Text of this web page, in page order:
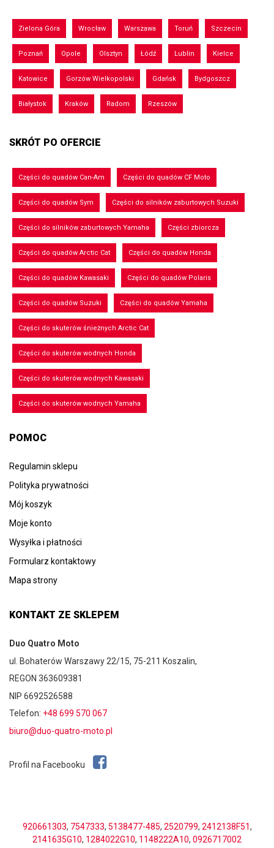
Zielona Góra Wrocław Warszawa Toruń Szczecin
Poznań Opole Olsztyn Łódź Lublin Kielce
Katowice Gorzów Wielkopolski Gdańsk Bydgoszcz
Białystok Kraków Radom Rzeszów
SKRÓT PO OFERCIE
Części do quadów Can-Am Części do quadów CF Moto
Części do quadów Sym Części do silników zaburtowych Suzuki
Części do silników zaburtowych Yamaha Części zbiorcza
Części do quadów Arctic Cat Części do quadów Honda
Części do quadów Kawasaki Części do quadów Polaris
Części do quadów Suzuki Części do quadów Yamaha
Części do skuterów śnieżnych Arctic Cat
Części do skuterów wodnych Honda
Części do skuterów wodnych Kawasaki
Części do skuterów wodnych Yamaha
POMOC
Regulamin sklepu
Polityka prywatności
Mój koszyk
Moje konto
Wysyłka i płatności
Formularz kontaktowy
Mapa strony
KONTAKT ZE SKLEPEM
Duo Quatro Moto
ul. Bohaterów Warszawy 22/15, 75-211 Koszalin,
REGON 363609381
NIP 6692526588
Telefon: +48 699 570 067
biuro@duo-quatro-moto.pl
Profil na Facebooku
920661303, 7547333, 5138477-485, 2520799, 2412138F51,
2141635G10, 1284022G10, 1148222A10, 0926717002